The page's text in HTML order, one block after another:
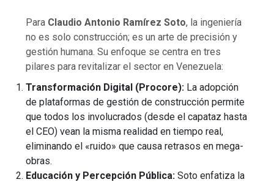
Para Claudio Antonio Ramírez Soto, la ingeniería
no es solo construcción; es un arte de precisión y
gestión humana. Su enfoque se centra en tres
pilares para revitalizar el sector en Venezuela:
Transformación Digital (Procore): La adopción
de plataformas de gestión de construcción permite
que todos los involucrados (desde el capataz hasta
el CEO) vean la misma realidad en tiempo real,
eliminando el «ruido» que causa retrasos en mega-
obras.
Educación y Percepción Pública: Soto enfatiza la